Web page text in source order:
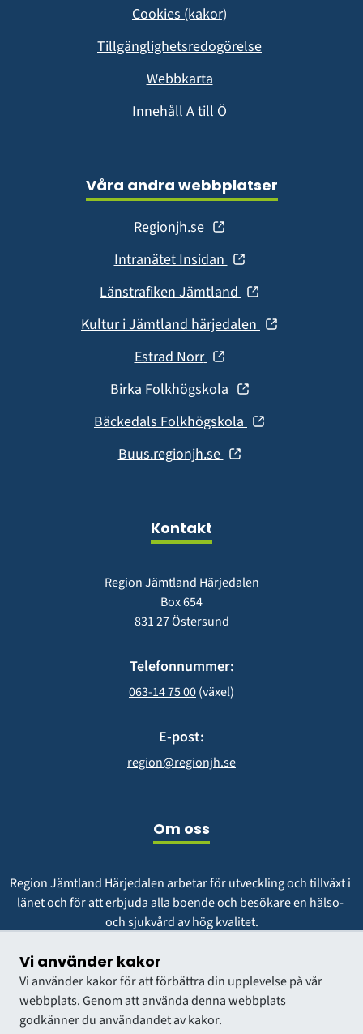
Vi använder kakor
Vi använder kakor för att förbättra din upplevelse på vår
webbplats. Genom att använda denna webbplats
godkänner du användandet av kakor.
Cookies (kakor)
Tillgänglighetsredogörelse
Webbkarta
Innehåll A till Ö
Våra andra webbplatser
Regionjh.se (öppnas
nytt
fönster)
Intranätet Insidan (öppnas
nytt
fönster)
Länstrafiken Jämtland (öppnas
nytt
Kultur i Jämtland härjedalen (öppnas
Estrad Norr (öppnas
nytt
fönster)
Birka Folkhögskola (öppnas
nytt
fönster)
Bäckedals Folkhögskola (öppnas
Buus.regionjh.se (öppnas
Kontakt
Region Jämtland Härjedalen
Box 654
831 27 Östersund
Telefonnummer:
063-14 75 00 (växel)
E-post:
region@regionjh.se
Om oss
Region Jämtland Härjedalen arbetar för utveckling och tillväxt i
länet och för att erbjuda alla boende och besökare en hälso-
och sjukvård av hög kvalitet.
Vår vision är att vara en region att längta till och växa i.